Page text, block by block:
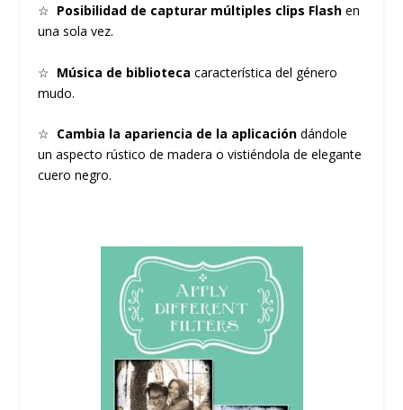
☆ Posibilidad de capturar múltiples clips Flash en
una sola vez.
☆ Música de biblioteca característica del género
mudo.
☆ Cambia la apariencia de la aplicacióndándole
un aspecto rústico de madera o vistiéndola de elegante
cuero negro.